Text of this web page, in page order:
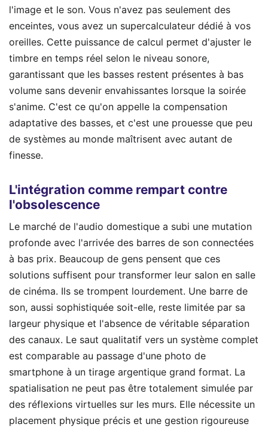
l'image et le son. Vous n'avez pas seulement des
enceintes, vous avez un supercalculateur dédié à vos
oreilles. Cette puissance de calcul permet d'ajuster le
timbre en temps réel selon le niveau sonore,
garantissant que les basses restent présentes à bas
volume sans devenir envahissantes lorsque la soirée
s'anime. C'est ce qu'on appelle la compensation
adaptative des basses, et c'est une prouesse que peu
de systèmes au monde maîtrisent avec autant de
finesse.
L'intégration comme rempart contre
l'obsolescence
Le marché de l'audio domestique a subi une mutation
profonde avec l'arrivée des barres de son connectées
à bas prix. Beaucoup de gens pensent que ces
solutions suffisent pour transformer leur salon en salle
de cinéma. Ils se trompent lourdement. Une barre de
son, aussi sophistiquée soit-elle, reste limitée par sa
largeur physique et l'absence de véritable séparation
des canaux. Le saut qualitatif vers un système complet
est comparable au passage d'une photo de
smartphone à un tirage argentique grand format. La
spatialisation ne peut pas être totalement simulée par
des réflexions virtuelles sur les murs. Elle nécessite un
placement physique précis et une gestion rigoureuse